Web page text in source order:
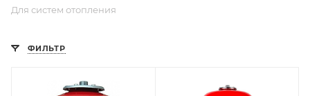
Для систем отопления
ФИЛЬТР